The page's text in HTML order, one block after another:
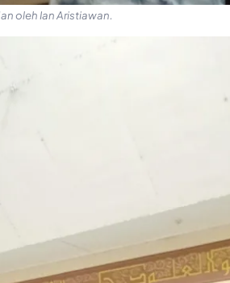
oleh Ian Aristiawan.